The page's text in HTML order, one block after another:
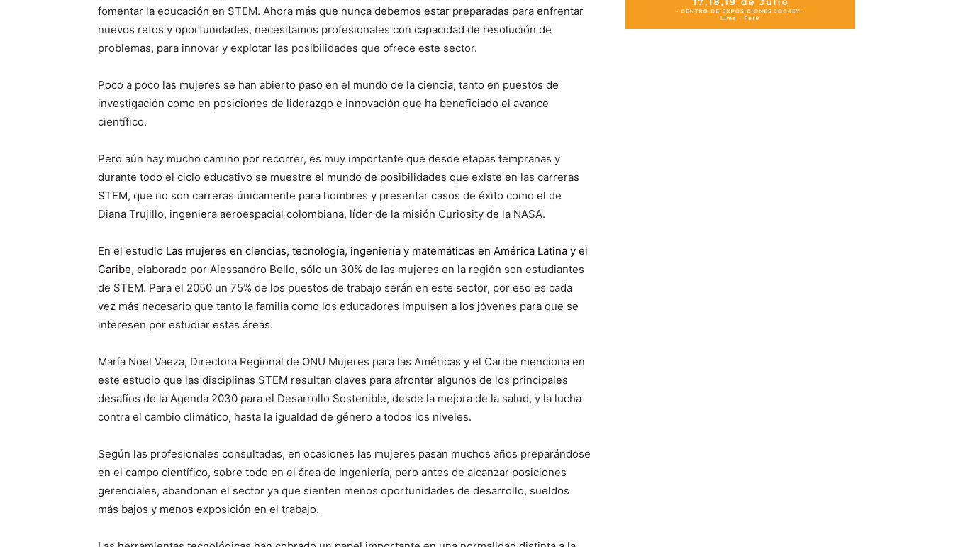
fomentar la educación en STEM. Ahora más que nunca debemos estar preparadas para enfrentar
nuevos retos y oportunidades, necesitamos profesionales con capacidad de resolución de
problemas, para innovar y explotar las posibilidades que ofrece este sector.
Poco a poco las mujeres se han abierto paso en el mundo de la ciencia, tanto en puestos de
investigación como en posiciones de liderazgo e innovación que ha beneficiado el avance
científico.
Pero aún hay mucho camino por recorrer, es muy importante que desde etapas tempranas y
durante todo el ciclo educativo se muestre el mundo de posibilidades que existe en las carreras
STEM, que no son carreras únicamente para hombres y presentar casos de éxito como el de
Diana Trujillo, ingeniera aeroespacial colombiana, líder de la misión Curiosity de la NASA.
En el estudio Las mujeres en ciencias, tecnología, ingeniería y matemáticas en América Latina y el
Caribe, elaborado por Alessandro Bello, sólo un 30% de las mujeres en la región son estudiantes
de STEM. Para el 2050 un 75% de los puestos de trabajo serán en este sector, por eso es cada
vez más necesario que tanto la familia como los educadores impulsen a los jóvenes para que se
interesen por estudiar estas áreas.
María Noel Vaeza, Directora Regional de ONU Mujeres para las Américas y el Caribe menciona en
este estudio que las disciplinas STEM resultan claves para afrontar algunos de los principales
desafíos de la Agenda 2030 para el Desarrollo Sostenible, desde la mejora de la salud, y la lucha
contra el cambio climático, hasta la igualdad de género a todos los niveles.
Según las profesionales consultadas, en ocasiones las mujeres pasan muchos años preparándose
en el campo científico, sobre todo en el área de ingeniería, pero antes de alcanzar posiciones
gerenciales, abandonan el sector ya que sienten menos oportunidades de desarrollo, sueldos
más bajos y menos exposición en el trabajo.